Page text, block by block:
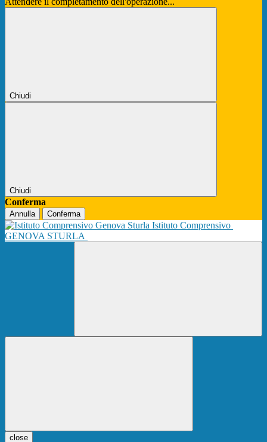
Chiudi
Chiudi
Conferma
Annulla Conferma
Istituto Comprensivo
GENOVA STURLA
close